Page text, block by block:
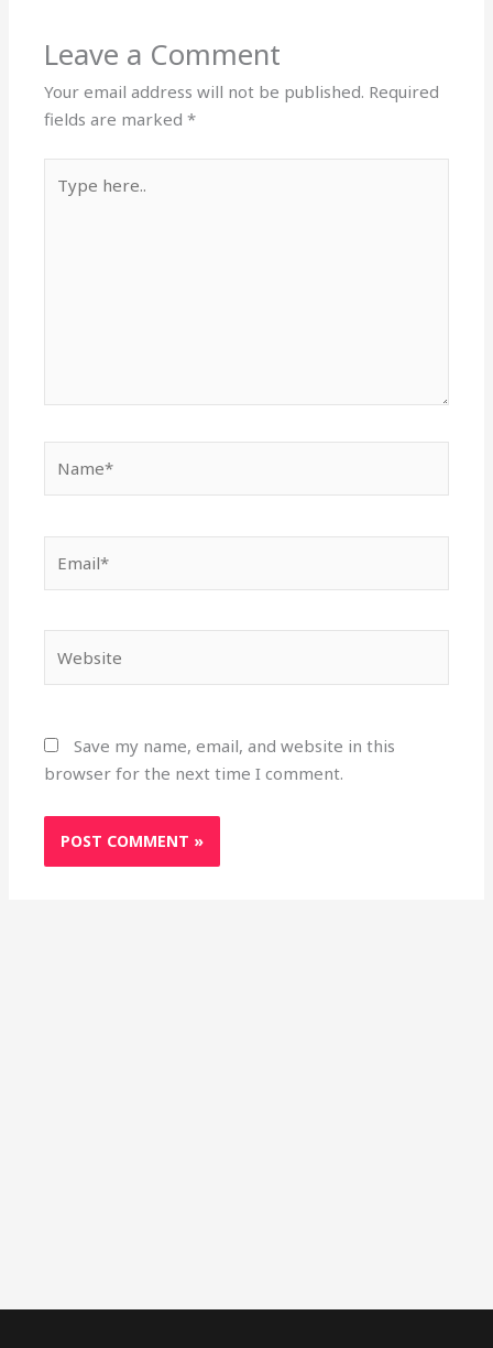
Leave a Comment
Your email address will not be published. Required
fields are marked*
here..
Save my name, email, and website in this
browser for the next time I comment.